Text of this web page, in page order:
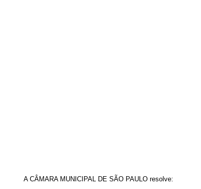
A CÂMARA MUNICIPAL DE SÃO PAULO resolve: